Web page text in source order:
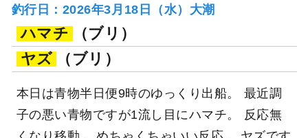
釣行日：2026年3月18日（水）大潮
ハマチ
（ブリ）
ヤズ
（ブリ）
本日は青物半日便9時のゆっくり出船。 最近調
子の悪い青物ですが1流し目にハマチ。 反応無